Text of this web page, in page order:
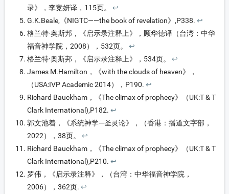
录》，李竞妍译，115页。 ↩︎
G.K.Beale,《NIGTC——the book of revelation》,P338. ↩︎
格兰特·奥斯邦，《启示录注释上》，顾华德译（台湾：中华
福音神学院，2008），532页。 ↩︎
格兰特·奥斯邦，《启示录注释上》，534页。 ↩︎
James M.Hamilton，《with the clouds of heaven》，
（USA:IVP Academic 2014），P190. ↩︎
Richard Bauckham，《The climax of prophecy》（UK:T & T
Clark International),P182. ↩︎
郭文池着，《系统神学—圣灵论》，（香港：播道文字部，
2022），38页。 ↩︎
Richard Bauckham，《The climax of prophecy》（UK:T & T
Clark International),P210. ↩︎
罗伟，《启示录注释》，（台湾：中华福音神学院，
2006），362页. ↩︎